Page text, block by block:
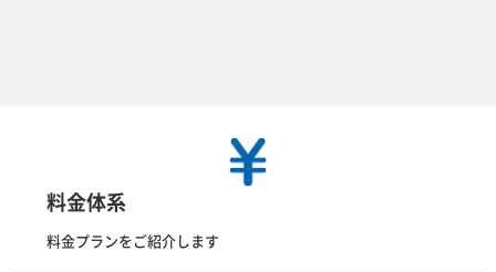
料金体系
料金プランをご紹介します